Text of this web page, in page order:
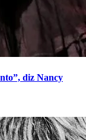
diz Nancy